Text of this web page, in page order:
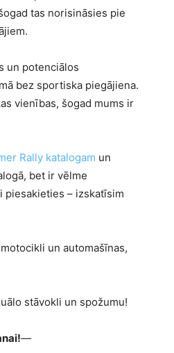
tas norisināsies pie
un potenciālos
bez sportiska piegājiena.
vienības, šogad mums ir
Rally katalogam un
bet ir vēlme
piesakieties – izskatīsim
un automašīnas,
stāvokli un spožumu!
—